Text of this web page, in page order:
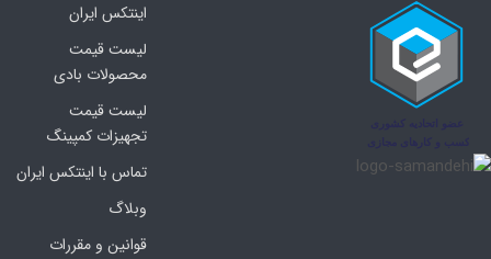
اینتکس ایران
لیست قیمت
محصولات بادی
لیست قیمت
تجهیزات کمپینگ
تماس با اینتکس ایران
وبلاگ
قوانین و مقررات